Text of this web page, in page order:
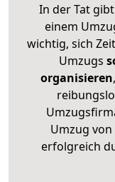
In der Tat
einem
wichtig, sich
Umzugs
organisieren
Umzug
erfolgreich